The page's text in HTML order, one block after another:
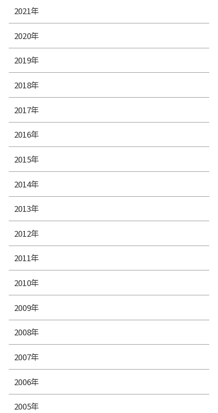
2021年
2020年
2019年
2018年
2017年
2016年
2015年
2014年
2013年
2012年
2011年
2010年
2009年
2008年
2007年
2006年
2005年